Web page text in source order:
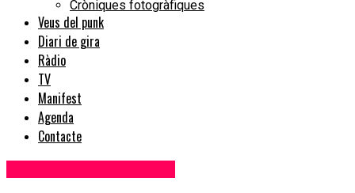
Cròniques fotogràfiques
Veus del punk
Diari de gira
Ràdio
TV
Manifest
Agenda
Contacte